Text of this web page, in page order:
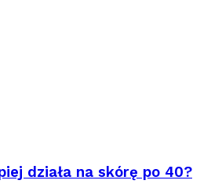
działa na skórę po 40?